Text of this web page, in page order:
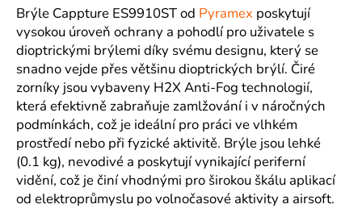
Brýle Cappture ES9910ST od Pyramex poskytují
vysokou úroveň ochrany a pohodlí pro uživatele s
dioptrickými brýlemi díky svému designu, který se
snadno vejde přes většinu dioptrických brýlí. Čiré
zorníky jsou vybaveny H2X Anti-Fog technologií,
která efektivně zabraňuje zamlžování i v náročných
podmínkách, což je ideální pro práci ve vlhkém
prostředí nebo při fyzické aktivitě. Brýle jsou lehké
(0.1 kg), nevodivé a poskytují vynikající periferní
vidění, což je činí vhodnými pro širokou škálu aplikací
od elektroprůmyslu po volnočasové aktivity a airsoft.
D
o
p
o
r
u
č
u
j
e
m
e